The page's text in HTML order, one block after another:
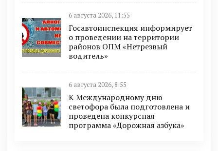
6 августа 2026, 11:55
Госавтоинспекция информирует
о проведении на территории
районов ОПМ «Нетрезвый
водитель»
6 августа 2026, 8:55
К Международному дню
светофора была подготовлена и
проведена конкурсная
программа «Дорожная азбука»